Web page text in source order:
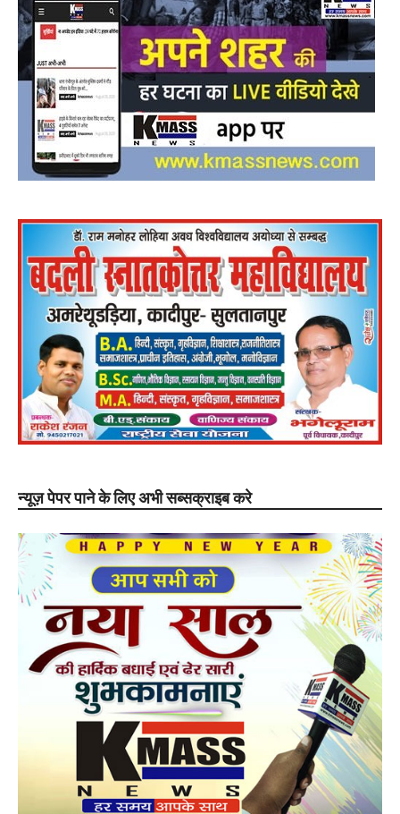
न्यूज़ पेपर पाने के लिए अभी सब्सक्राइब करे